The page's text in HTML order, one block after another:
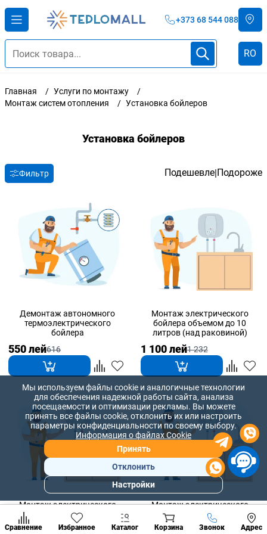
+373 68 544 088
RO
Главная
Услуги по монтажу
Монтаж систем отопления
Установка бойлеров
Установка бойлеров
Фильтр Подешевле|Подороже
Демонтаж автономного
термоэлектрического
бойлера
550 лей616
Монтаж электрического
бойлера объемом до 10
литров (над раковиной)
1 100 лей1 232
Монтаж электрического
бойлера объемом до 15
литров (над раковиной)
Монтаж электрического
бойлера объемом до 30
литров (над раковиной)
Сравнение Избранное Каталог Корзина Звонок Адрес
Позвонить
разделы
Мы используем файлы cookie и аналогичные технологии
для обеспечения надежной работы сайта, анализа
посещаемости и оптимизации рекламы. Вы можете
принять все файлы cookie, отклонить их или настроить
параметры конфиденциальности по своему выбору.
Информация о файлах Cookie
Принять
Отклонить
Настройки